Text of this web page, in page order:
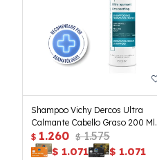
Shampoo Vichy Dercos Ultra
Calmante Cabello Graso 200 Ml.
$ 1.260 $ 1.575
$ 1.071 $ 1.071